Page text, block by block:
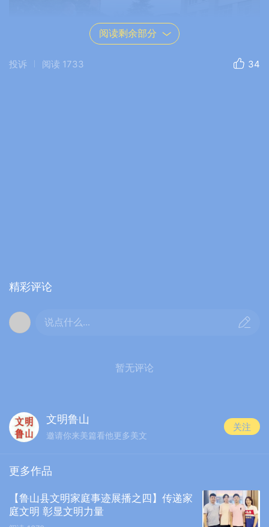
阅读剩余部分
投诉 阅读 1733 34
精彩评论
说点什么...
暂无评论
文明鲁山
邀请你来美篇看他更多美文
关注
更多作品
【鲁山县文明家庭事迹展播之四】传递家
庭文明 彰显文明力量